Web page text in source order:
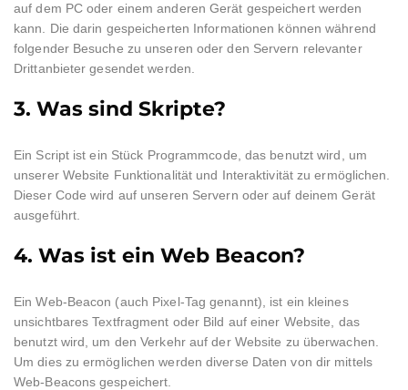
auf dem PC oder einem anderen Gerät gespeichert werden
kann. Die darin gespeicherten Informationen können während
folgender Besuche zu unseren oder den Servern relevanter
Drittanbieter gesendet werden.
3. Was sind Skripte?
Ein Script ist ein Stück Programmcode, das benutzt wird, um
unserer Website Funktionalität und Interaktivität zu ermöglichen.
Dieser Code wird auf unseren Servern oder auf deinem Gerät
ausgeführt.
4. Was ist ein Web Beacon?
Ein Web-Beacon (auch Pixel-Tag genannt), ist ein kleines
unsichtbares Textfragment oder Bild auf einer Website, das
benutzt wird, um den Verkehr auf der Website zu überwachen.
Um dies zu ermöglichen werden diverse Daten von dir mittels
Web-Beacons gespeichert.